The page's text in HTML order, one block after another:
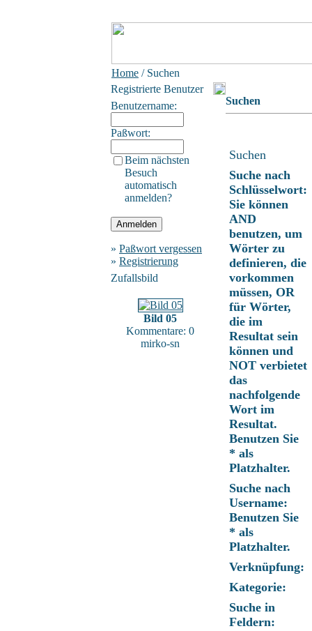
Home / Suchen
Registrierte Benutzer
Benutzername:
Paßwort:
Beim nächsten
Besuch
automatisch
anmelden?
» Paßwort vergessen
» Registrierung
Zufallsbild
Bild 05
Kommentare: 0
mirko-sn
Suchen
Suchen
Suche nach
Schlüsselwort:
Sie können
AND
benutzen, um
Wörter zu
definieren, die
vorkommen
müssen, OR
für Wörter,
die im
Resultat sein
können und
NOT verbietet
das
nachfolgende
Wort im
Resultat.
Benutzen Sie
* als
Platzhalter.
Suche nach
Username:
Benutzen Sie
* als
Platzhalter.
Verknüpfung:
Kategorie:
Suche in
Feldern: